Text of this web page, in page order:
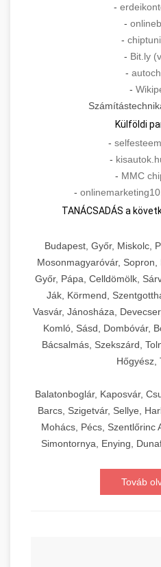
-
-
-
- Bit.ly
-
-
Külföldi
-
-
- MMC
-
TANÁCSADÁS a
Budapest, Győr, Miskolc,
Mosonmagyaróvár, Sopron,
Győr, Pápa, Celldömölk,
Ják, Körmend,
Vasvár, Jánosháza,
Komló, Sásd, Dombóvár,
Bácsalmás, Szekszárd,
Hőgyész,
Balatonboglár, Kaposvár,
Barcs, Szigetvár, Sellye,
Mohács, Pécs, Szentlőrinc
Simontornya, Enying,
Továb